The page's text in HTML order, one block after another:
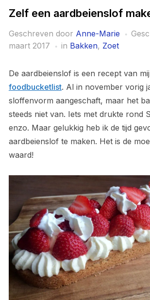
Zelf een aardbeienslof
Geschreven door Anne-Marie
maart 2017
in Bakken, Zoet
De aardbeienslof is een recept van
foodbucketlist. Al in november vorig
sloffenvorm aangeschaft, maar het
steeds niet van. Iets met drukte rond
enzo. Maar gelukkig heb ik de tijd
aardbeienslof te maken. Het is de
waard!